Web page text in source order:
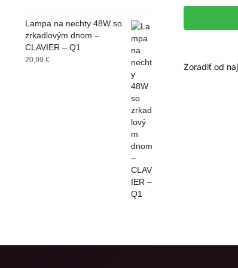
Lampa na nechty 48W so
zrkadlovým dnom –
CLAVIER – Q1
20,99 €